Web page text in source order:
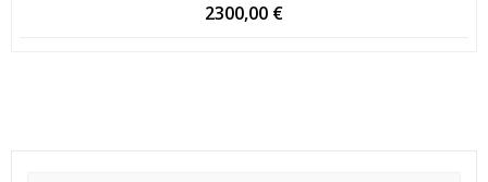
2300,00 €